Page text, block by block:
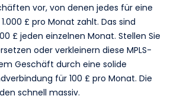
vor, von denen jedes für eine
£ pro Monat zahlt. Das sind
£ jeden einzelnen Monat. Stellen Sie
oder verkleinern diese MPLS-
Geschäft durch eine solide
für 100 £ pro Monat. Die
schnell massiv.